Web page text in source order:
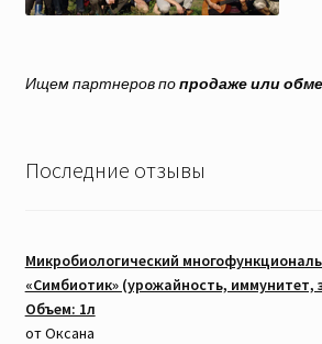
Ищем партнеров попродаже или
Последние отзывы
Микробиологический
«Симбиотик» (урожайность, иммунитет,
Объем: 1л
от Оксана